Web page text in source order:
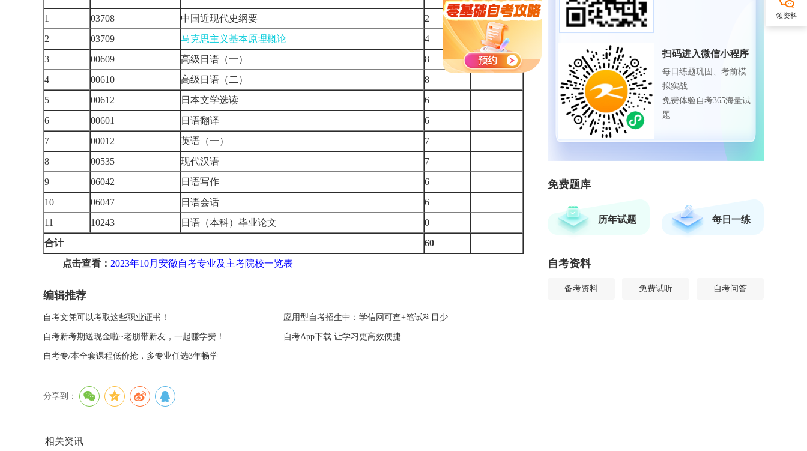
1 03708 中国近现代史纲要
2
2
03709 马克思主义基本原理概论
4
3
00609 高级日语（一）
8
4
00610 高级日语（二）
8
5
00612 日本文学选读
6
6
00601 日语翻译
6
7
00012 英语（一）
7
8
00535 现代汉语
7
9
06042 日语写作
6
10
06047 日语会话
6
11
10243 日语（本科）毕业论文
0
合计
60
点击查看： 2023年10月安徽自考专业及主考院校一览表
编辑推荐
自考文凭可以考取这些职业证书！ 应用型自考招生中：学信网可查+笔试科目少
自考新考期送现金啦~老朋带新友，一起赚学费！ 自考App下载 让学习更高效便捷
自考专/本全套课程低价抢，多专业任选3年畅学
分享到：
相关资讯
扫码进入微信小程序
每日练题巩固、考前模
拟实战
免费体验自考365海量试
题
免费题库
历年试题 每日一练
自考资料
备考资料 免费试听 自考问答
领资料